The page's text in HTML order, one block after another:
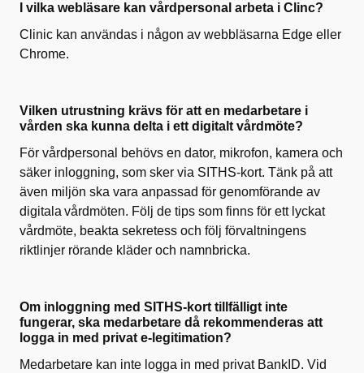
I vilka webläsare kan vårdpersonal arbeta i Clinc?
Clinic kan användas i någon av webbläsarna Edge eller
Chrome.
Vilken utrustning krävs för att en medarbetare i
vården ska kunna delta i ett digitalt vårdmöte?
För vårdpersonal behövs en dator, mikrofon, kamera och
säker inloggning, som sker via SITHS-kort. Tänk på att
även miljön ska vara anpassad för genomförande av
digitala vårdmöten. Följ de tips som finns för ett lyckat
vårdmöte, beakta sekretess och följ förvaltningens
riktlinjer rörande kläder och namnbricka.
Om inloggning med SITHS-kort tillfälligt inte
fungerar, ska medarbetare då rekommenderas att
logga in med privat e-legitimation?
Medarbetare kan inte logga in med privat BankID. Vid